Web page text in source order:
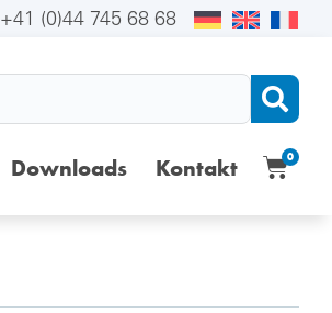
+41 (0)44 745 68 68
Downloads Kontakt 0